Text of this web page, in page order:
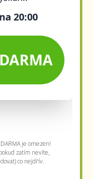
je omezen!
zatím nevíte,
co nejdřív.